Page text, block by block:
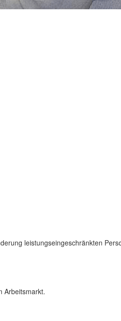
leistungseingeschränkten
Arbeitsmarkt.